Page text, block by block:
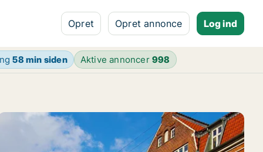
Opret Opret annonce Log ind
58 min siden Aktive annoncer998